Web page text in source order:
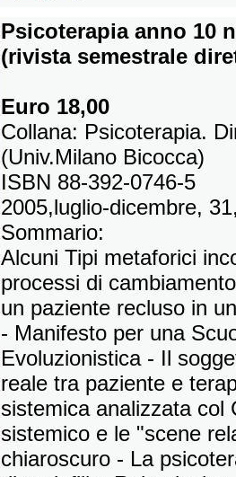
Psicoterapia anno 10
(rivista semestrale
Euro 18,00
Collana: Psicoterapia.
(Univ.Milano Bicocca)
ISBN 88-392-0746-5
2005,luglio-dicembre,
Sommario:
Alcuni Tipi metaforici
processi di
un paziente recluso in
- Manifesto per una
Evoluzionistica - Il
reale tra paziente e
sistemica analizzata col
sistemico e le "scene
chiaroscuro - La